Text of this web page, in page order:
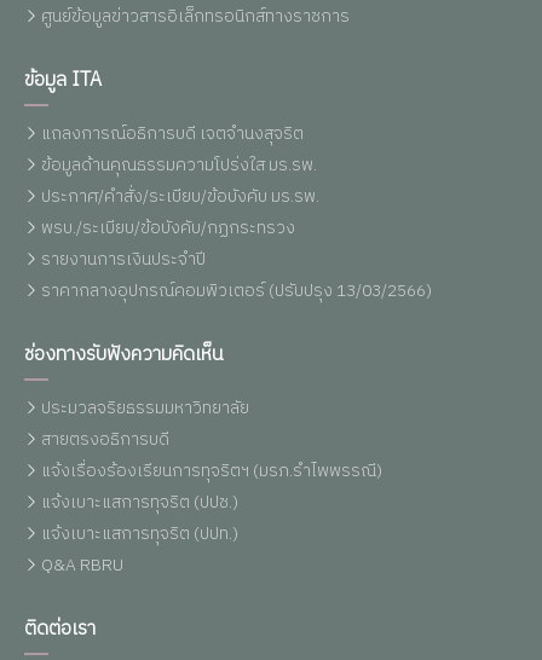
ศูนย์ข้อมูลข่าวสารอิเล็กทรอนิกส์ทางราชการ
ข้อมูล ITA
แถลงการณ์อธิการบดี เจตจำนงสุจริต
ข้อมูลด้านคุณธรรมความโปร่งใส มร.รพ.
ประกาศ/คำสั่ง/ระเบียบ/ข้อบังคับ มร.รพ.
พรบ./ระเบียบ/ข้อบังคับ/กฏกระทรวง
รายงานการเงินประจำปี
ราคากลางอุปกรณ์คอมพิวเตอร์ (ปรับปรุง 13/03/2566)
ช่องทางรับฟังความคิดเห็น
ประมวลจริยธรรมมหาวิทยาลัย
สายตรงอธิการบดี
แจ้งเรื่องร้องเรียนการทุจริตฯ (มรภ.รำไพพรรณี)
แจ้งเบาะแสการทุจริต (ปปช.)
แจ้งเบาะแสการทุจริต (ปปท.)
Q&A RBRU
ติดต่อเรา